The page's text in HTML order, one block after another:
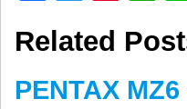
Related
PENTAX